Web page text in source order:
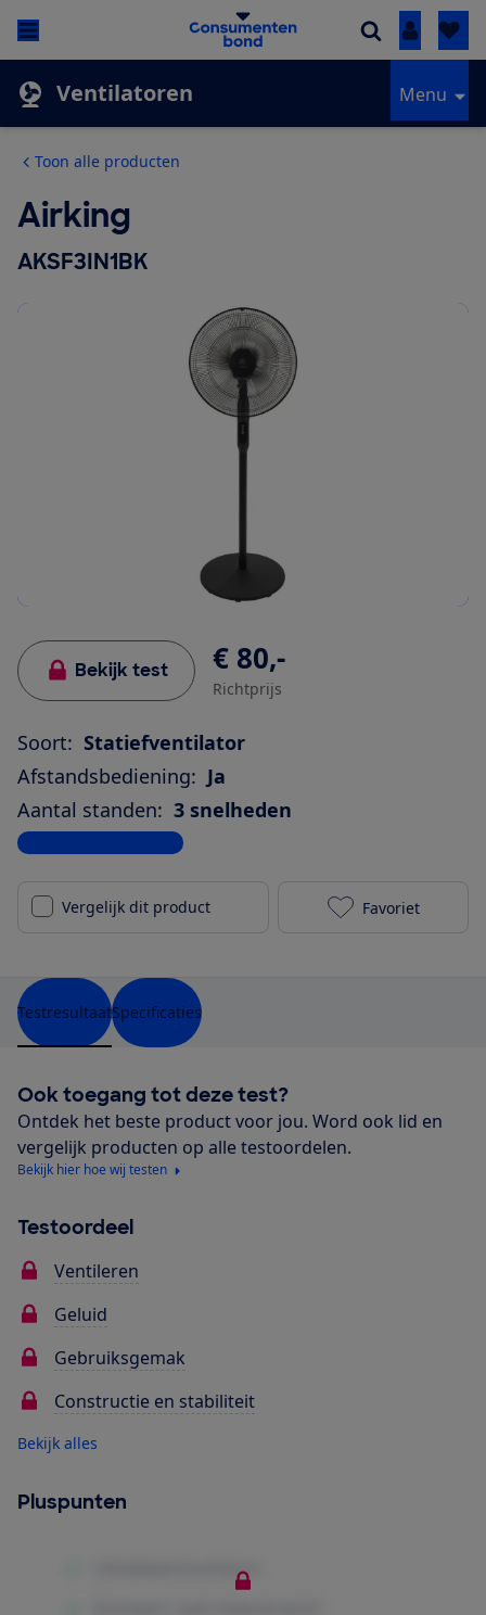
Inloggen
Ventilatoren Menu
Toon alle producten
Airking
AKSF3IN1BK
Bekijk test € 80,-
Richtprijs
Soort: Statiefventilator
Afstandsbediening: Ja
Aantal standen: 3 snelheden
Bekijk alle specificaties
Vergelijk dit product Airking
Favoriet
TestresultaatSpecificaties
Ook toegang tot deze test?
Ontdek het beste product voor jou. Word ook lid en
vergelijk producten op alle testoordelen.
Bekijk hier hoe wij testen
Testoordeel
Ventileren
Geluid
Gebruiksgemak
Constructie en stabiliteit
Bekijk alles
Pluspunten